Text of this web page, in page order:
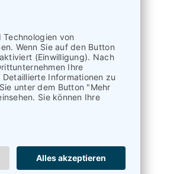
verarbeiten muss, um es
entspannen.
Frauen brauchen
Enrosque macht,
Kurs besucht hat, dass
und es schön zur Musik
dann fast immer und